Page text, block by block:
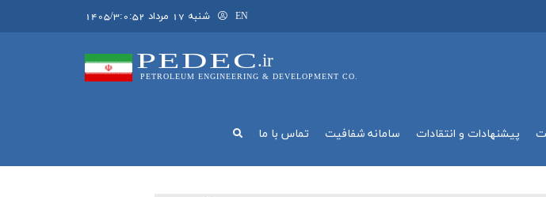
EN شنبه 17 مرداد 1405/3:0:52
PEDEC.ir
PETROLEUM ENGINEERING & DEVELOPMENT CO.
پیشنهادات و انتقادات سامانه شفافيت تماس با ما